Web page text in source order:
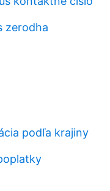
zerodha
podľa krajiny